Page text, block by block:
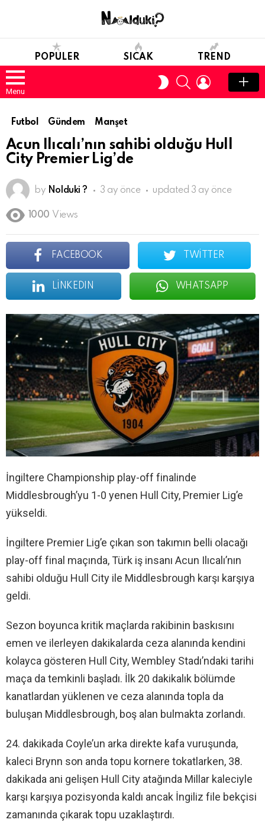
POPULER SICAK TREND
Menu
SWITCH
SKIN
SEARCHLOGIN
Futbol Gündem Manşet
Acun Ilıcalı’nın sahibi olduğu Hull
City Premier Lig’de
by Nolduki ? 3 ay önce updated 3 ay önce
1000 Views
FACEBOOK TWITTER
LINKEDIN WHATSAPP
İngiltere Championship play-off finalinde
Middlesbrough’yu 1-0 yenen Hull City, Premier Lig’e
yükseldi.
İngiltere Premier Lig’e çıkan son takımın belli olacağı
play-off final maçında, Türk iş insanı Acun Ilıcalı’nın
sahibi olduğu Hull City ile Middlesbrough karşı karşıya
geldi.
Sezon boyunca kritik maçlarda rakibinin baskısını
emen ve ilerleyen dakikalarda ceza alanında kendini
kolayca gösteren Hull City, Wembley Stadı’ndaki tarihi
maça da temkinli başladı. İlk 20 dakikalık bölümde
kanatlardan yüklenen ve ceza alanında topla da
buluşan Middlesbrough, boş alan bulmakta zorlandı.
24. dakikada Coyle’un arka direkte kafa vuruşunda,
kaleci Brynn son anda topu kornere tokatlarken, 38.
dakikada ani gelişen Hull City atağında Millar kaleciyle
karşı karşıya pozisyonda kaldı ancak İngiliz file bekçisi
zamanında çıkarak topu uzaklaştırdı.